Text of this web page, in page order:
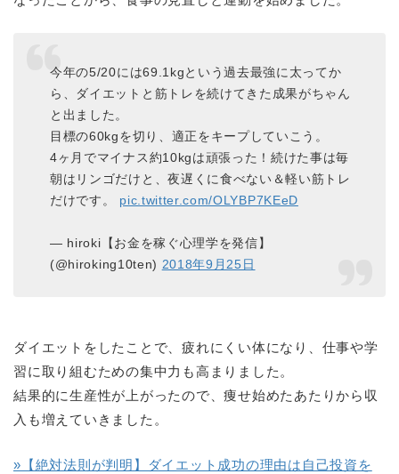
今年の5/20には69.1kgという過去最強に太ってか
ら、ダイエットと筋トレを続けてきた成果がちゃん
と出ました。
目標の60kgを切り、適正をキープしていこう。
4ヶ月でマイナス約10kgは頑張った！続けた事は毎
朝はリンゴだけと、夜遅くに食べない＆軽い筋トレ
だけです。 pic.twitter.com/OLYBP7KEeD
— hiroki【お金を稼ぐ心理学を発信】
(@hiroking10ten) 2018年9月25日
ダイエットをしたことで、疲れにくい体になり、仕事や学
習に取り組むための集中力も高まりました。
結果的に生産性が上がったので、痩せ始めたあたりから収
入も増えていきました。
»【絶対法則が判明】ダイエット成功の理由は自己投資を